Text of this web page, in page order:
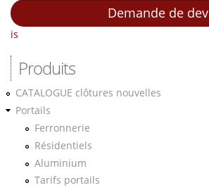
Demande de dev
is
Produits
CATALOGUE clôtures nouvelles
Portails
Ferronnerie
Résidentiels
Aluminium
Tarifs portails